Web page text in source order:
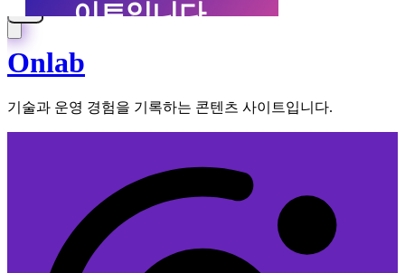
Onlab
기술과 운영 경험을 기록하는 콘텐츠 사이트입니다.